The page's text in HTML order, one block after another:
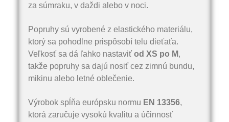
za súmraku, v daždi alebo v noci.
Popruhy sú vyrobené z elastického materiálu,
ktorý sa pohodlne prispôsobí telu dieťaťa.
Veľkosť sa dá ľahko nastaviť od XS po M,
takže popruhy sa dajú nosiť cez zimnú bundu,
mikinu alebo letné oblečenie.
Výrobok spĺňa európsku normu EN 13356,
ktorá zaručuje vysokú kvalitu a účinnosť